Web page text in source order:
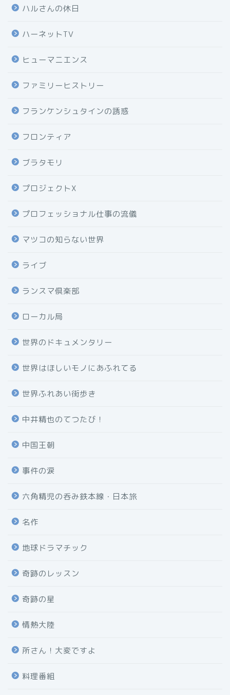
ハルさんの休日
ハーネットTV
ヒューマニエンス
ファミリーヒストリー
フランケンシュタインの誘惑
フロンティア
ブラタモリ
プロジェクトX
プロフェッショナル仕事の流儀
マツコの知らない世界
ライブ
ランスマ倶楽部
ローカル局
世界のドキュメンタリー
世界はほしいモノにあふれてる
世界ふれあい街歩き
中井精也のてつたび！
中国王朝
事件の涙
六角精児の呑み鉄本線・日本旅
名作
地球ドラマチック
奇跡のレッスン
奇跡の星
情熱大陸
所さん！大変ですよ
料理番組